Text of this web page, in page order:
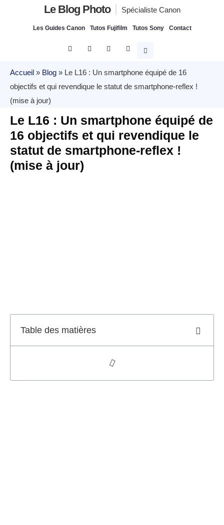
Le Blog Photo Spécialiste Canon
Les Guides Canon Tutos Fujifilm Tutos Sony Contact
Accueil » Blog » Le L16 : Un smartphone équipé de 16
objectifs et qui revendique le statut de smartphone-reflex !
(mise à jour)
Le L16 : Un smartphone équipé de
16 objectifs et qui revendique le
statut de smartphone-reflex !
(mise à jour)
Table des matières